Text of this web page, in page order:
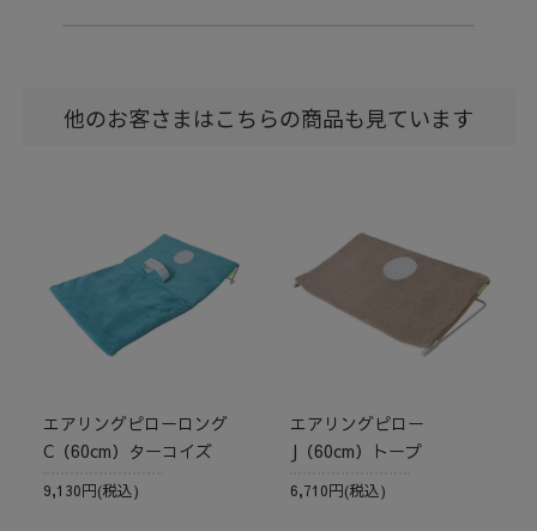
他のお客さまはこちらの商品も見ています
エアリングピローロング
C（60cm）ターコイズ
9,130円(税込)
エアリングピロー
J（60cm）トープ
6,710円(税込)